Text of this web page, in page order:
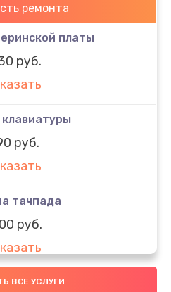
ремонта
платы
руб.
руб.
тачпада
руб.
моста
ВСЕ УСЛУГИ